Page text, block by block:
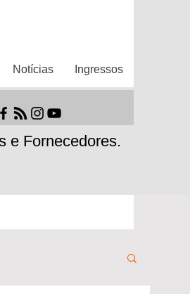
Notícias Ingressos
e Fornecedores.